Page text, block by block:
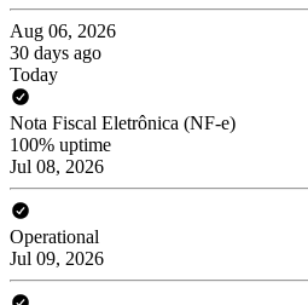
Aug 06, 2026
30 days ago
Today
Nota Fiscal Eletrônica (NF-e)
100% uptime
Jul 08, 2026
Operational
Jul 09, 2026